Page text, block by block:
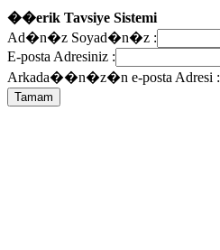
��erik Tavsiye Sistemi
Ad�n�z Soyad�n�z :
E-posta Adresiniz :
Arkada��n�z�n e-posta Adresi :